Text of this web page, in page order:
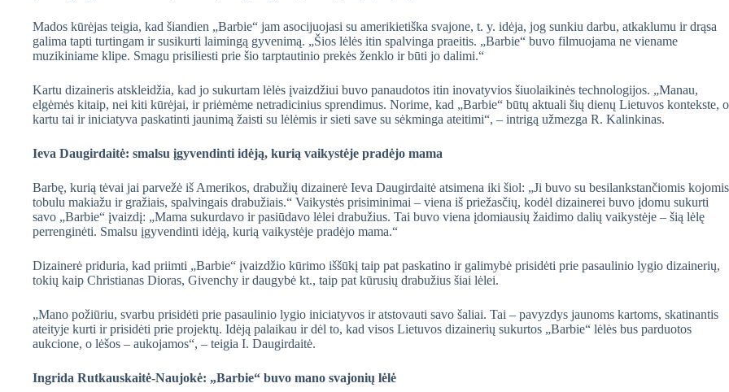
Mados kūrėjas teigia, kad šiandien „Barbie“ jam asocijuojasi su amerikietiška svajone, t. y. idėja, jog sunkiu darbu, atkaklumu ir drąsa
galima tapti turtingam ir susikurti laimingą gyvenimą. „Šios lėlės itin spalvinga praeitis. „Barbie“ buvo filmuojama ne viename
muzikiniame klipe. Smagu prisiliesti prie šio tarptautinio prekės ženklo ir būti jo dalimi.“
Kartu dizaineris atskleidžia, kad jo sukurtam lėlės įvaizdžiui buvo panaudotos itin inovatyvios šiuolaikinės technologijos. „Manau,
elgėmės kitaip, nei kiti kūrėjai, ir priėmėme netradicinius sprendimus. Norime, kad „Barbie“ būtų aktuali šių dienų Lietuvos kontekste, o
kartu tai ir iniciatyva paskatinti jaunimą žaisti su lėlėmis ir sieti save su sėkminga ateitimi“, – intrigą užmezga R. Kalinkinas.
Ieva Daugirdaitė: smalsu įgyvendinti idėją, kurią vaikystėje pradėjo mama
Barbę, kurią tėvai jai parvežė iš Amerikos, drabužių dizainerė Ieva Daugirdaitė atsimena iki šiol: „Ji buvo su besilankstančiomis
tobulu makiažu ir gražiais, spalvingais drabužiais.“ Vaikystės prisiminimai – viena iš priežasčių, kodėl dizainerei buvo įdomu sukurti
savo „Barbie“ įvaizdį: „Mama sukurdavo ir pasiūdavo lėlei drabužius. Tai buvo viena įdomiausių žaidimo dalių vaikystėje – šią lėlę
perrenginėti. Smalsu įgyvendinti idėją, kurią vaikystėje pradėjo mama.“
Dizainerė priduria, kad priimti „Barbie“ įvaizdžio kūrimo iššūkį taip pat paskatino ir galimybė prisidėti prie pasaulinio lygio dizainerių,
tokių kaip Christianas Dioras, Givenchy ir daugybė kt., taip pat kūrusių drabužius šiai lėlei.
„Mano požiūriu, svarbu prisidėti prie pasaulinio lygio iniciatyvos ir atstovauti savo šaliai. Tai – pavyzdys jaunoms kartoms, skatinantis
ateityje kurti ir prisidėti prie projektų. Idėją palaikau ir dėl to, kad visos Lietuvos dizainerių sukurtos „Barbie“ lėlės bus parduotos
aukcione, o lėšos – aukojamos“, – teigia I. Daugirdaitė.
Ingrida Rutkauskaitė-Naujokė: „Barbie“ buvo mano svajonių lėlė